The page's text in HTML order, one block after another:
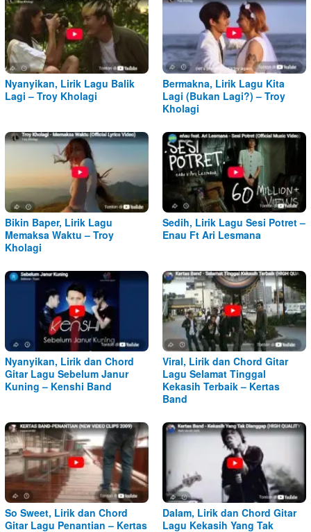
Nyanyikan, Lirik Lagu Balik
Lagi – Troy Kholagi
Bermakna, Lirik Lagu Kita
Lagi (Bukan Lagi?) – Troy
Kholagi
Bikin Baper, Lirik Lagu
Memaksa Waktu – Troy
Kholagi
Sedih, Lirik Lagu Sesi Potret –
Enau Ft Ari Lesmana
Nyanyikan, Lirik dan Chord
Gitar Lagu Sebelum Janur
Kuning – Kenshi Band
Viral, Lirik dan Chord Gitar
Lagu Selamat Tinggal
Kekasih Terbaik – Kertas
Band
So Sweet, Lirik dan Chord
Gitar Lagu Penantian – Kertas
Dalam, Lirik dan Chord Gitar
Lagu Kekasih Yang Tak